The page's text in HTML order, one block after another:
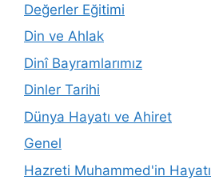
Değerler Eğitimi
Din ve Ahlak
Dinî Bayramlarımız
Dinler Tarihi
Dünya Hayatı ve Ahiret
Genel
Hazreti Muhammed'in Hayatı